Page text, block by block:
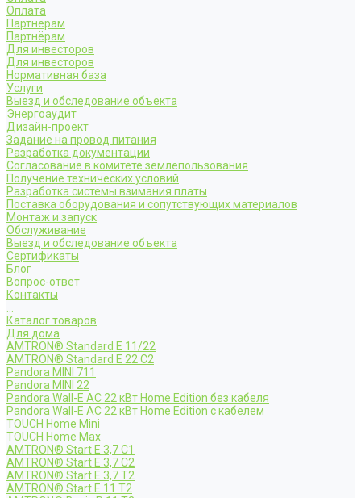
Оплата
Партнёрам
Партнёрам
Для инвесторов
Для инвесторов
Нормативная база
Услуги
Выезд и обследование объекта
Энергоаудит
Дизайн-проект
Задание на провод питания
Разработка документации
Согласование в комитете землепользования
Получение технических условий
Разработка системы взимания платы
Поставка оборудования и сопутствующих материалов
Монтаж и запуск
Обслуживание
Выезд и обследование объекта
Сертификаты
Блог
Вопрос-ответ
Контакты
...
Каталог товаров
Для дома
AMTRON® Standard E 11/22
AMTRON® Standard E 22 C2
Pandora MINI 711
Pandora MINI 22
Pandora Wall-E AC 22 кВт Home Edition без кабеля
Pandora Wall-E AC 22 кВт Home Edition с кабелем
TOUCH Home Mini
TOUCH Home Max
AMTRON® Start E 3,7 C1
AMTRON® Start E 3,7 C2
AMTRON® Start E 3,7 T2
AMTRON® Start E 11 T2